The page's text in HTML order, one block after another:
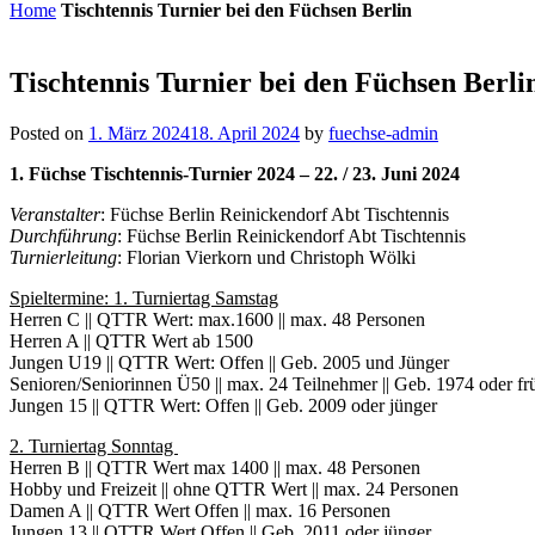
Home Tischtennis Turnier bei den Füchsen Berlin
Tischtennis Turnier bei den Füchsen
Posted on 1. März 202418. April 2024 by fuechse-admin
1. Füchse Tischtennis-Turnier 2024 – 22. / 23. Juni 2024
Veranstalter: Füchse Berlin Reinickendorf Abt Tischtennis
Durchführung: Füchse Berlin Reinickendorf Abt Tischtennis
Turnierleitung: Florian Vierkorn und Christoph Wölki
Spieltermine: 1. Turniertag Samstag
Herren C || QTTR Wert: max.1600 || max. 48 Personen
Herren A || QTTR Wert ab 1500
Jungen U19 || QTTR Wert: Offen || Geb. 2005 und Jünger
Senioren/Seniorinnen Ü50 || max. 24 Teilnehmer || Geb. 1974 oder
Jungen 15 || QTTR Wert: Offen || Geb. 2009 oder jünger
2. Turniertag Sonntag
Herren B || QTTR Wert max 1400 || max. 48 Personen
Hobby und Freizeit || ohne QTTR Wert || max. 24 Personen
Damen A || QTTR Wert Offen || max. 16 Personen